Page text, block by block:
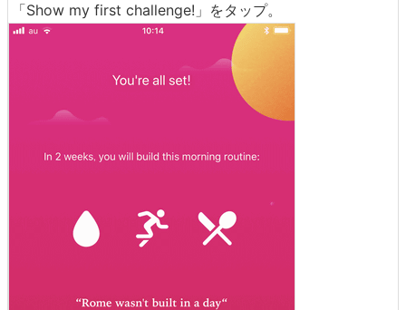
「Show my first challenge!」をタップ。